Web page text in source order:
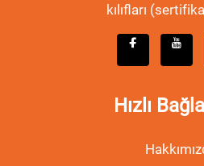
kılıfları
Hızlı